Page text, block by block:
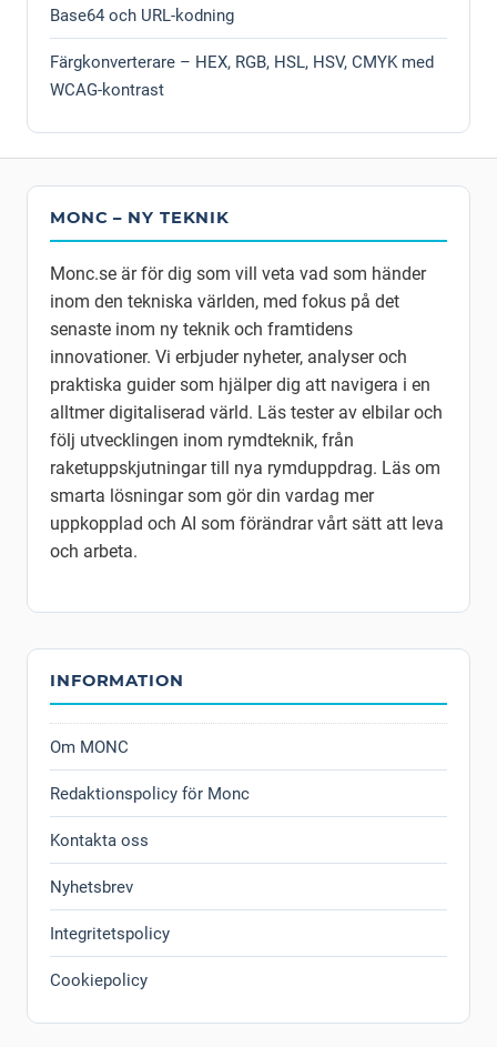
Base64 och URL-kodning
Färgkonverterare – HEX, RGB, HSL, HSV, CMYK med
WCAG-kontrast
MONC – NY TEKNIK
Monc.se är för dig som vill veta vad som händer
inom den tekniska världen, med fokus på det
senaste inom ny teknik och framtidens
innovationer. Vi erbjuder nyheter, analyser och
praktiska guider som hjälper dig att navigera i en
alltmer digitaliserad värld. Läs tester av elbilar och
följ utvecklingen inom rymdteknik, från
raketuppskjutningar till nya rymduppdrag. Läs om
smarta lösningar som gör din vardag mer
uppkopplad och AI som förändrar vårt sätt att leva
och arbeta.
INFORMATION
Om MONC
Redaktionspolicy för Monc
Kontakta oss
Nyhetsbrev
Integritetspolicy
Cookiepolicy